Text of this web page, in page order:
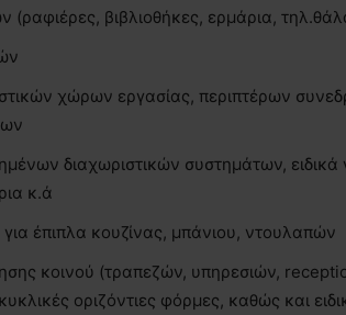
βιβλιοθήκες, ερμάρια,
χώρων εργασίας, περιπτέρων
διαχωριστικών συστημάτων, ειδικά
κ.ά
έπιπλα κουζίνας, μπάνιου, ντουλαπών
κοινού (τραπεζών, υπηρεσιών,
οριζόντιες φόρμες, καθώς και